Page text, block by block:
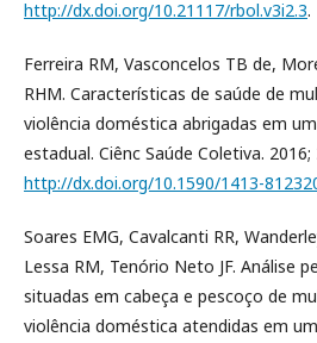
http://dx.doi.org/10.21117/rbol.v3i2.3.
Ferreira RM, Vasconcelos TB de,
RHM. Características de saúde de
violência doméstica abrigadas em
estadual. Ciênc Saúde Coletiva. 2016;
http://dx.doi.org/10.1590/1413-
Soares EMG, Cavalcanti RR,
Lessa RM, Tenório Neto JF. Análise
situadas em cabeça e pescoço de
violência doméstica atendidas em